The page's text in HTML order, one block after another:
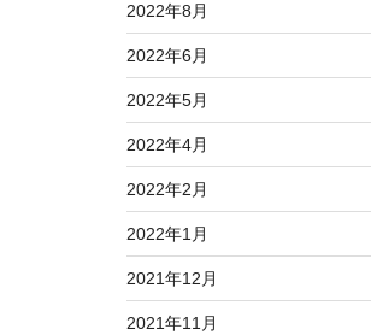
2022年8月
2022年6月
2022年5月
2022年4月
2022年2月
2022年1月
2021年12月
2021年11月